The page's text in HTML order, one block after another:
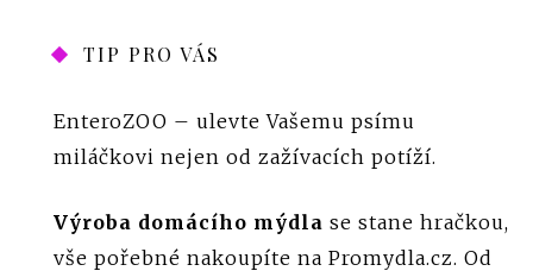
TIP PRO VÁS
EnteroZOO – ulevte Vašemu psímu
miláčkovi nejen od zažívacích potíží.
Výroba domácího mýdla se stane hračkou,
vše pořebné nakoupíte na Promydla.cz. Od